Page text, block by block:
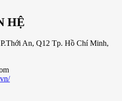
HỆ
An, Q12 Tp. Hồ Chí Minh,